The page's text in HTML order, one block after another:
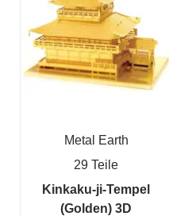
Metal Earth
29 Teile
Kinkaku-ji-Tempel
(Golden) 3D